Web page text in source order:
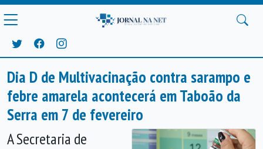
Dia D de Multivacinação contra sarampo e
febre amarela acontecerá em Taboão da
Serra em 7 de fevereiro
A Secretaria de